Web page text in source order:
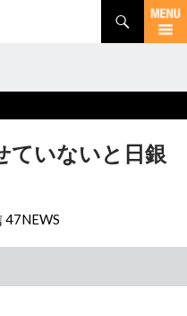
ていないと日銀
47NEWS